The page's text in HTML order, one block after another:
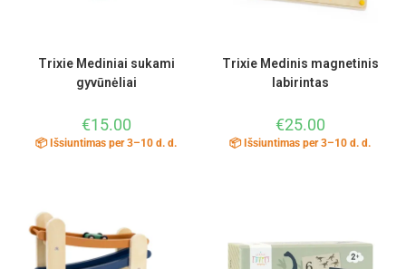
Trixie Mediniai sukami
gyvūnėliai
€15.00
📦 Išsiuntimas per 3–10 d. d.
Trixie Medinis magnetinis
labirintas
€25.00
📦 Išsiuntimas per 3–10 d. d.